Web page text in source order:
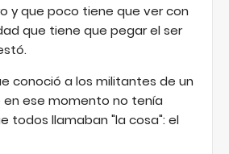
y que poco tiene que ver con
que tiene que pegar el ser
conoció a los militantes de un
ese momento no tenía
todos llamaban "la cosa": el